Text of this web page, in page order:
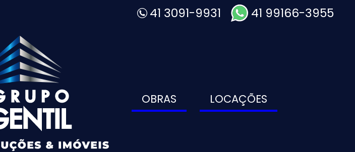
41 3091-9931 41 99166-3955
OBRAS LOCAÇÕES